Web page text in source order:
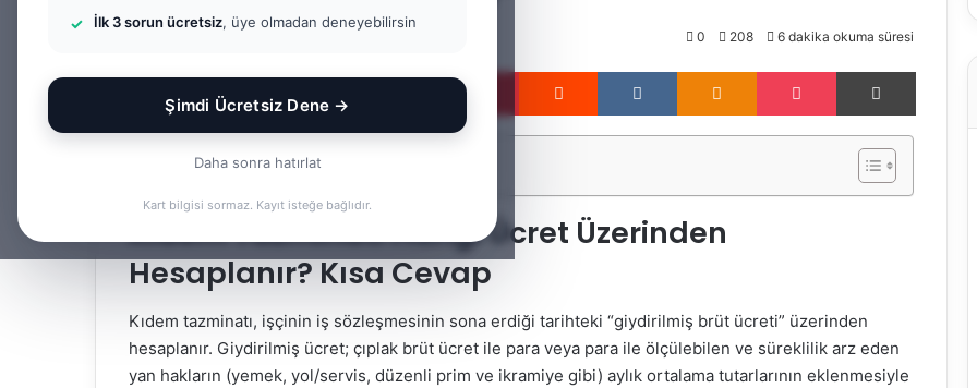
İlk 3 sorun ücretsiz, üye olmadan deneyebilirsin
Şimdi Ücretsiz Dene →
Daha sonra hatırlat
Kart bilgisi sormaz. Kayıt isteğe bağlıdır.
0 208 6 dakika okuma süresi
Pinterest Reddit VKontakte Odnoklassniki Pocket
İçindekiler
Kıdem Tazminatı Hangi Ücret Üzerinden
Hesaplanır? Kısa Cevap
Kıdem tazminatı, işçinin iş sözleşmesinin sona erdiği tarihteki “giydirilmiş brüt ücreti” üzerinden
hesaplanır. Giydirilmiş ücret; çıplak brüt ücret ile para veya para ile ölçülebilen ve süreklilik arz eden
yan hakların (yemek, yol/servis, düzenli prim ve ikramiye gibi) aylık ortalama tutarlarının eklenmesiyle